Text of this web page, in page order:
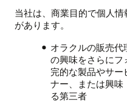
当社は、商業目的で個人
があります。
オラクルの販売
の興味をさらにフ
完的な製品やサー
ナー、または興味
る第三者